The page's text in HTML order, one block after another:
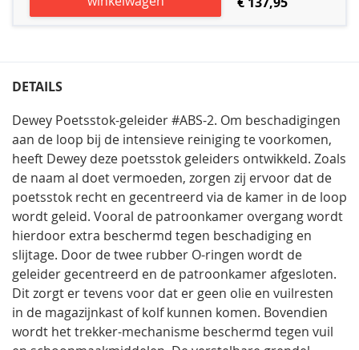
DETAILS
Dewey Poetsstok-geleider #ABS-2. Om beschadigingen
aan de loop bij de intensieve reiniging te voorkomen,
heeft Dewey deze poetsstok geleiders ontwikkeld. Zoals
de naam al doet vermoeden, zorgen zij ervoor dat de
poetsstok recht en gecentreerd via de kamer in de loop
wordt geleid. Vooral de patroonkamer overgang wordt
hierdoor extra beschermd tegen beschadiging en
slijtage. Door de twee rubber O-ringen wordt de
geleider gecentreerd en de patroonkamer afgesloten.
Dit zorgt er tevens voor dat er geen olie en vuilresten
in de magazijnkast of kolf kunnen komen. Bovendien
wordt het trekker-mechanisme beschermd tegen vuil